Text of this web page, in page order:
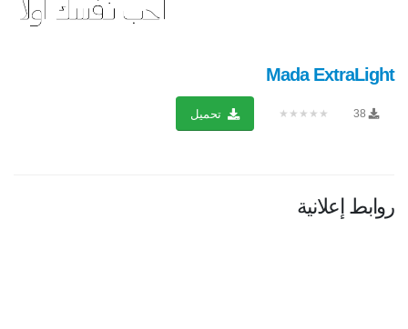
Mada ExtraLight
38
★★★★★ تحميل
روابط إعلانية